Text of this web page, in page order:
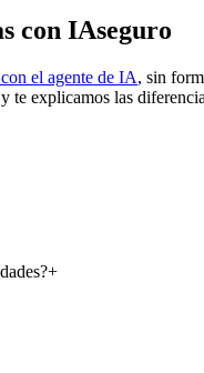
con IAseguro
el agente de IA, sin
te explicamos las
+